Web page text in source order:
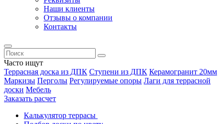
Наши клиенты
Отзывы о компании
Контакты
Часто ищут
Террасная доска из ДПК Ступени из ДПК Керамогранит 20мм
Маркизы Перголы Регулируемые опоры Лаги для террасной
доски Мебель
Заказать расчет
Калькулятор террасы